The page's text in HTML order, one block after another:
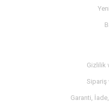
Gizlilik
Sipariş
Garanti,